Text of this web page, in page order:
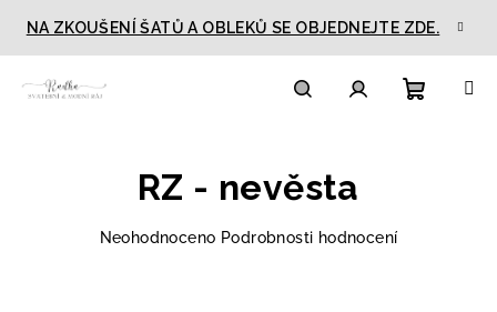
obsah
NA ZKOUŠENÍ ŠATŮ A OBLEKŮ SE OBJEDNEJTE ZDE.
RZ - nevěsta
Průměrné
Neohodnoceno Podrobnosti hodnocení